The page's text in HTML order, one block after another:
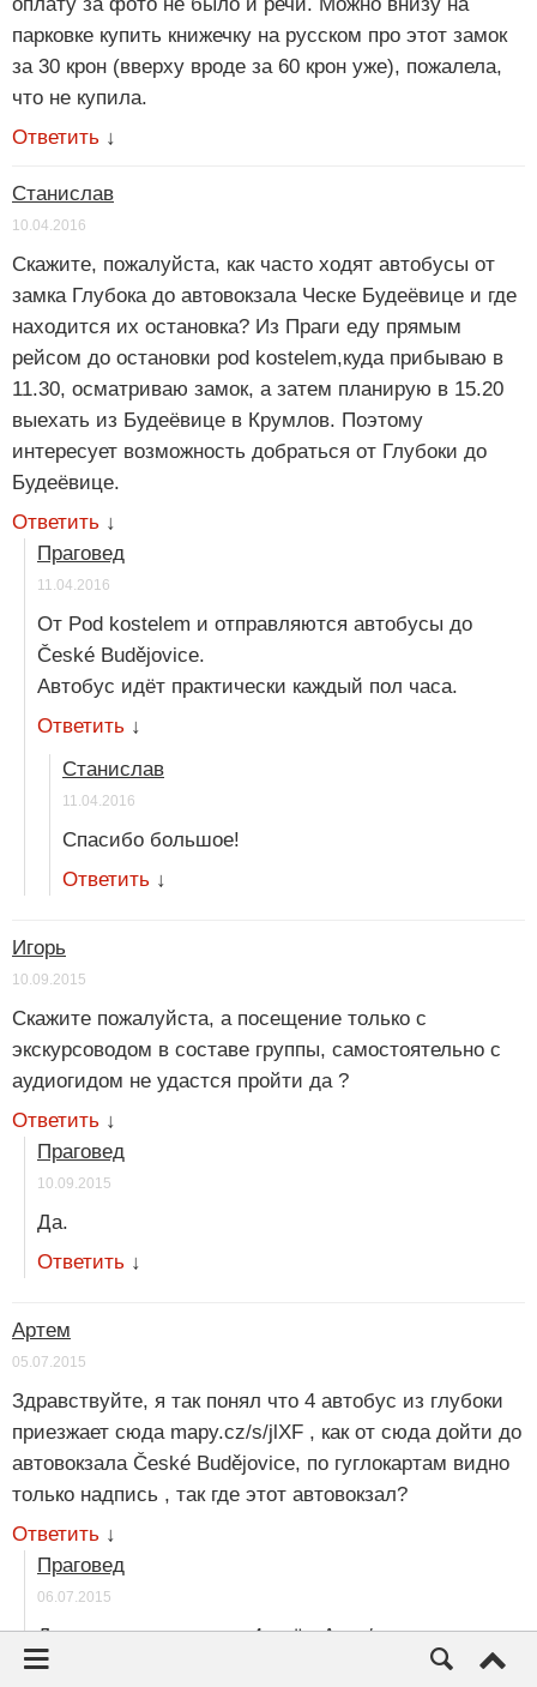
парковке купить книжечку на русском про этот замок
за 30 крон (вверху вроде за 60 крон уже), пожалела,
что не купила.
Ответить ↓
Станислав
10.04.2016
Скажите, пожалуйста, как часто ходят автобусы от
замка Глубока до автовокзала Ческе Будеёвице и где
находится их остановка? Из Праги еду прямым
рейсом до остановки pod kostelem,куда прибываю в
11.30, осматриваю замок, а затем планирую в 15.20
выехать из Будеёвице в Крумлов. Поэтому
интересует возможность добраться от Глубоки до
Будеёвице.
Ответить ↓
Праговед
11.04.2016
От Pod kostelem и отправляются автобусы до
České Budějovice.
Автобус идёт практически каждый пол часа.
Ответить ↓
Станислав
11.04.2016
Спасибо большое!
Ответить ↓
Игорь
10.09.2015
Скажите пожалуйста, а посещение только с
экскурсоводом в составе группы, самостоятельно с
аудиогидом не удастся пройти да ?
Ответить ↓
Праговед
10.09.2015
Да.
Ответить ↓
Артем
05.07.2015
Здравствуйте, я так понял что 4 автобус из глубоки
приезжает сюда mapy.cz/s/jlXF , как от сюда дойти до
автовокзала České Budějovice, по гуглокартам видно
только надпись , так где этот автовокзал?
Ответить ↓
Праговед
06.07.2015
Да сюда, от туда же и 4 идёт. Авто/жд вокзал.
Ответить